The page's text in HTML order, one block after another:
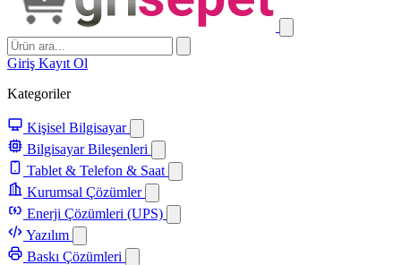
Giriş Kayıt Ol
Kategoriler
Kişisel Bilgisayar
Bilgisayar Bileşenleri
Tablet & Telefon & Saat
Kurumsal Çözümler
Enerji Çözümleri (UPS)
Yazılım
Baskı Çözümleri